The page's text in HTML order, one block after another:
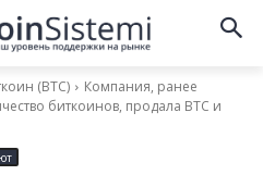
(BTC)
Компания, ранее
биткоинов, продала BTC и